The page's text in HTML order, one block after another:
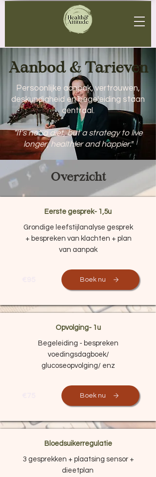
Aanbod & Tarieven
Persoonlijke aanpak, vertrouwen,
deskundigheid en begeleiding staan
centraal.
"It's not a diet, but a strategy to live
longer, healthier and happier."
Overzicht
Eerste gesprek- 1,5u
Grondige leefstijlanalyse gesprek
+ bespreken van klachten + plan
van aanpak
Boek nu
Opvolging- 1u
Begeleiding - bespreken
voedingsdagboek/
glucoseopvolging/ enz
Boek nu
Bloedsuikerregulatie
3 gesprekken + plaatsing sensor +
dieetplan